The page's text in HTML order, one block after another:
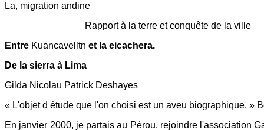
La, migration andine
Rapport à la terre et conquête de la ville
Entre Kuancavelltn et la eicachera.
De la sierra à Lima
Gilda Nicolau Patrick Deshayes
« L'objet d étude que l'on choisi est un aveu biographique. »
En janvier 2000, je partais au Pérou, rejoindre l'association